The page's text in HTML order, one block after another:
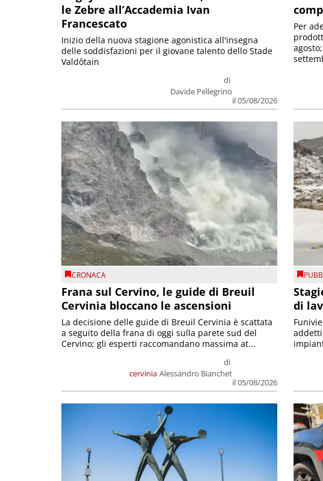
le Zebre all’Accademia Ivan
Francescato
di
Davide Pellegrino
il 05/08/2026
Inizio della nuova stagione agonistica all'insegna
delle soddisfazioni per il giovane talento dello Stade
Valdôtain
Per
CRONACA
Frana sul Cervino, le guide di Breuil
Cervinia bloccano le ascensioni
cervinia
di
Alessandro Bianchet
il 05/08/2026
La decisione delle guide di Breuil Cervinia è scattata
a seguito della frana di oggi sulla parete sud del
Cervino; gli esperti raccomandano massima at...
di